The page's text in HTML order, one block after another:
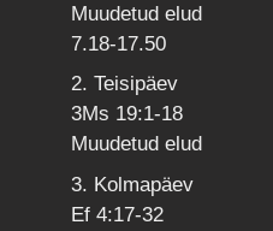
Muudetud elud
7.18-17.50
2. Teisipäev
3Ms 19:1-18
Muudetud elud
3. Kolmapäev
Ef 4:17-32